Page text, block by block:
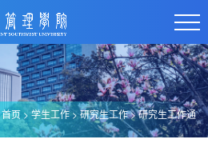
首页>学生工作>研究生工作>研究生工作通